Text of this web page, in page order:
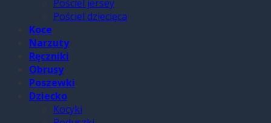
Pościel jersey
Pościel dziecięca
Koce
Narzuty
Ręczniki
Obrusy
Poszewki
Dziecko
Kocyki